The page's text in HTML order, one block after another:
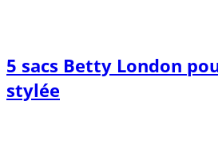
5 sacs Betty London
stylée